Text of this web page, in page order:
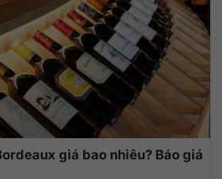
giá bao nhiêu? Báo giá